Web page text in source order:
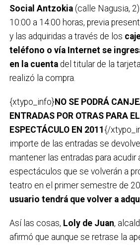
Social Antzokia(calle Nagusia,
10:00 a 14:00 horas, previa
y las adquiridas a través de los
teléfono o vía Internet se
en la cuentadel titular de la
realizó la compra.
{xtypo_info}NO SE PODRÁ
ENTRADAS POR OTRAS PARA
ESPECTÁCULO EN 2011{/
importe de las entradas se
mantener las entradas para acudir
espectáculos que se volverán a
teatro en el primer semestre de
usuario tendrá que volver a
Así las cosas, Loly de Juan,
afirmó que aunque se retrase la